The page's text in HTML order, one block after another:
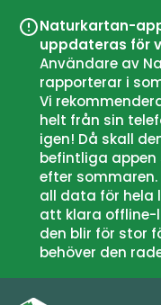
Naturkartan-
uppdateras för
Användare av
rapporterar i
Vi
helt från sin
igen! Då skall
befintliga
efter
all data för hela
att klara offline-
den blir för stor
behöver den